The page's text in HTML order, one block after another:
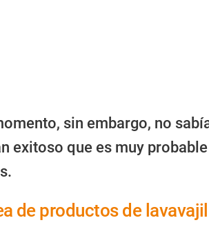
sin embargo, no
exitoso que es muy
de productos de